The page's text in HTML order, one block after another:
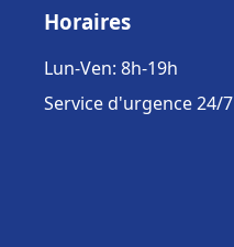
Horaires
Lun-Ven: 8h-19h
Service d'urgence 24/7